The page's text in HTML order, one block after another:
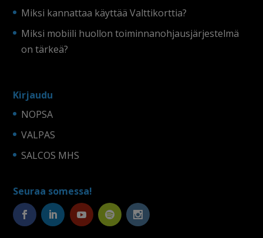
Miksi kannattaa käyttää Valttikorttia?
Miksi mobiili huollon toiminnanohjausjärjestelmä
on tärkeä?
Kirjaudu
NOPSA
VALPAS
SALCOS MHS
Seuraa somessa!